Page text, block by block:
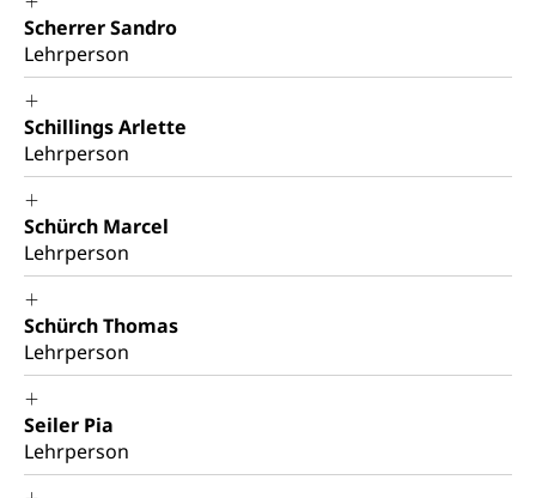
Scherrer Sandro
Lehrperson
Schillings Arlette
Lehrperson
Schürch Marcel
Lehrperson
Schürch Thomas
Lehrperson
Seiler Pia
Lehrperson